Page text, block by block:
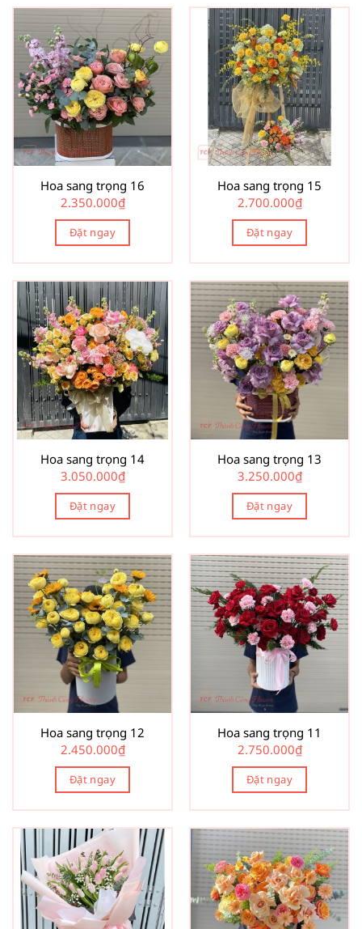
Hoa sang trọng 16
2.350.000₫
Đặt ngay
Hoa sang trọng 15
2.700.000₫
Đặt ngay
Hoa sang trọng 14
3.050.000₫
Đặt ngay
Hoa sang trọng 13
3.250.000₫
Đặt ngay
Hoa sang trọng 12
2.450.000₫
Đặt ngay
Hoa sang trọng 11
2.750.000₫
Đặt ngay